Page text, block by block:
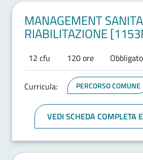
MANAGEMENT
RIABILITAZIONE
12 cfu 120 ore
Curricula: PERCORSO COMUNE
VEDI SCHEDA COMPLETA